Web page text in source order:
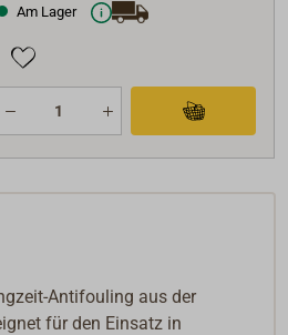
Am Lager
Antifouling aus der
für den Einsatz in